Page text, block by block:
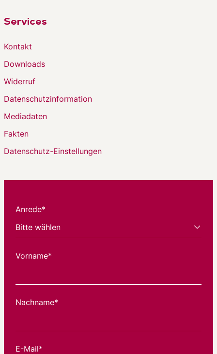
Services
Kontakt
Downloads
Widerruf
Datenschutzinformation
Mediadaten
Fakten
Datenschutz-Einstellungen
Anrede*
Vorname*
Nachname*
E-Mail*